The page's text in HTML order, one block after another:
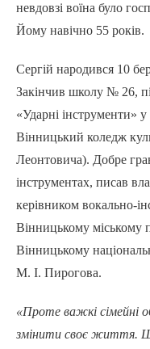
невдовзі воїна було
Йому навічно 55 років.
Сергій народився 10
Закінчив школу № 26,
«Ударні інструменти»
Вінницький коледж
Леонтовича). Добре
інструментах, писав
керівником вокально-
Вінницькому міському
Вінницькому
М. І. Пирогова.
«Проте важкі сімейні
змінити своє життя.